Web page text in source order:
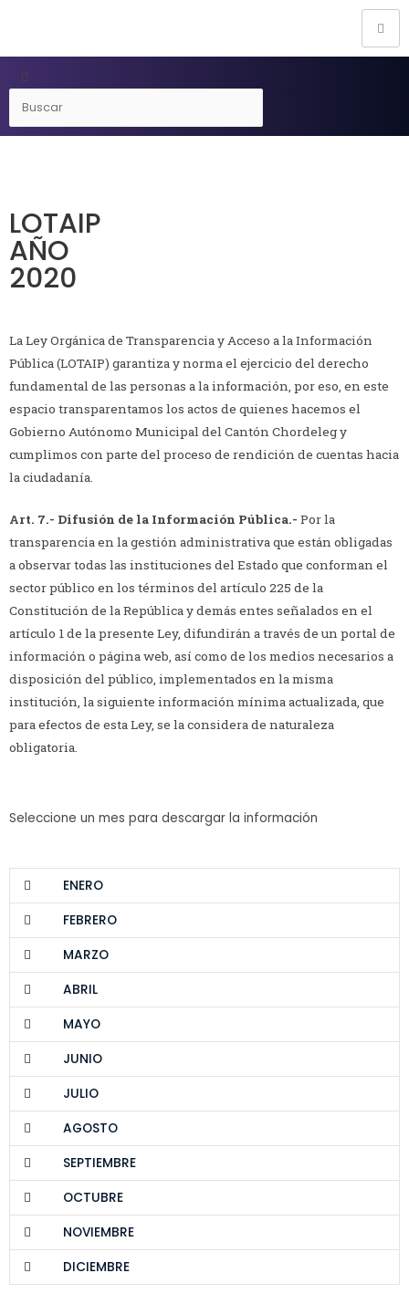
LOTAIP
AÑO
2020
La Ley Orgánica de Transparencia y Acceso a la Información
Pública (LOTAIP) garantiza y norma el ejercicio del derecho
fundamental de las personas a la información, por eso, en este
espacio transparentamos los actos de quienes hacemos el
Gobierno Autónomo Municipal del Cantón Chordeleg y
cumplimos con parte del proceso de rendición de cuentas hacia
la ciudadanía.
Art. 7.- Difusión de la Información Pública.- Por la
transparencia en la gestión administrativa que están obligadas
a observar todas las instituciones del Estado que conforman el
sector público en los términos del artículo 225 de la
Constitución de la República y demás entes señalados en el
artículo 1 de la presente Ley, difundirán a través de un portal de
información o página web, así como de los medios necesarios a
disposición del público, implementados en la misma
institución, la siguiente información mínima actualizada, que
para efectos de esta Ley, se la considera de naturaleza
obligatoria.
Seleccione un mes para descargar la información
ENERO
FEBRERO
MARZO
ABRIL
MAYO
JUNIO
JULIO
AGOSTO
SEPTIEMBRE
OCTUBRE
NOVIEMBRE
DICIEMBRE